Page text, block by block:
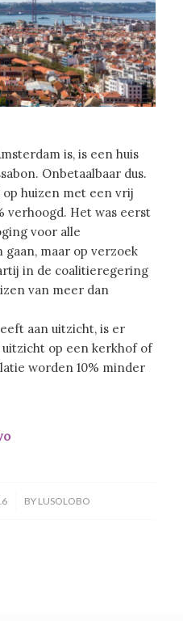
is, is een huis
Onbetaalbaar dus.
huizen met een vrij
verhoogd. Het was eerst
voor alle
maar op verzoek
in de coalitieregering
van meer dan
aan uitzicht, is er
op een kerkhof of
worden 10% minder
BY LUSOLOBO